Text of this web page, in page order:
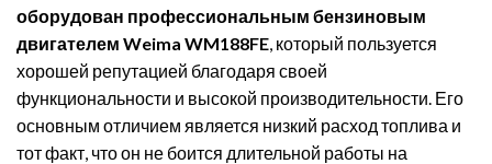
оборудован профессиональным бензиновым
двигателем Weima WM188FE , который пользуется
хорошей репутацией благодаря своей
функциональности и высокой производительности. Его
основным отличием является низкий расход топлива и
тот факт, что он не боится длительной работы на